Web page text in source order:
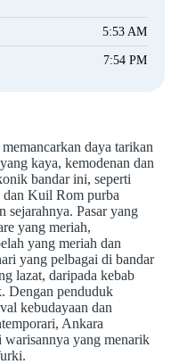
5:53 AM
7:54 PM
daya tarikan
kaya, kemodenan dan
bandar ini, seperti
Kuil Rom purba
sejarahnya. Pasar yang
yang meriah,
yang meriah dan
yang pelbagai di bandar
lazat, daripada kebab
Dengan penduduk
kebudayaan dan
Ankara
yang menarik